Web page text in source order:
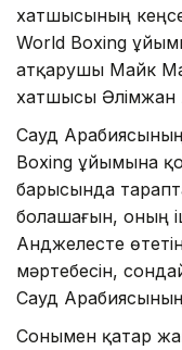
хатшысының
World Boxing
атқарушы Майк
хатшысы Әлімжан
Сауд
Boxing ұйымына
барысында
болашағын, оның
Анджелесте
мәртебесін,
Сауд
Сонымен қатар